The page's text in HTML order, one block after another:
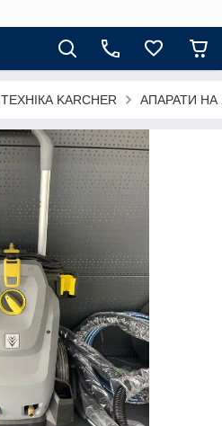
ТЕХНІКА KARCHER АПАРАТИ